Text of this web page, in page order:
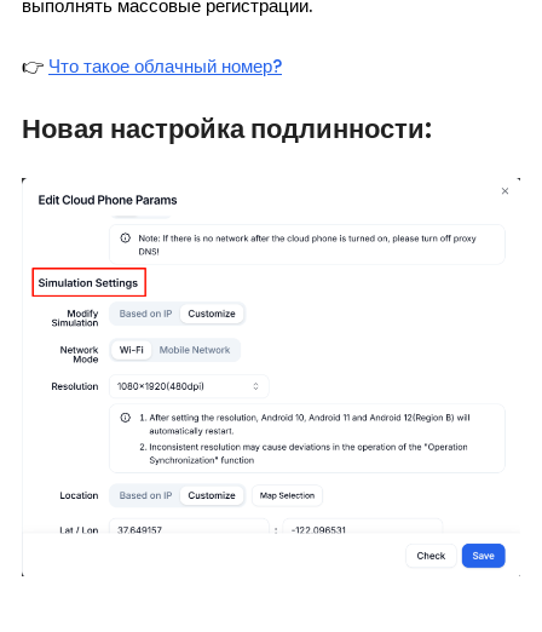
выполнять массовые регистрации.
👉 Что такое облачный номер?
Новая настройка подлинности: